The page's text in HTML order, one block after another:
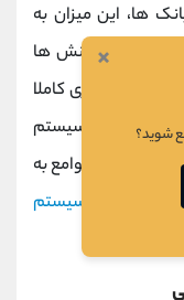
ها، این میزان به
از آن، این تراکنش ها
امروزی کاملا
ضعیف سیستم
ای از جوامع به
از
سیستم
×
شوید؟